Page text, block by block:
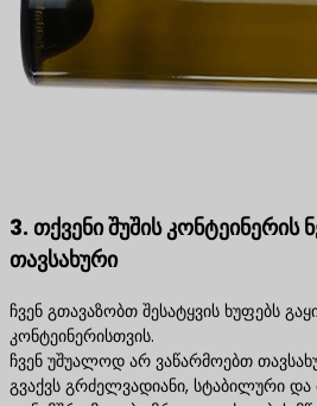
3. თქვენი შუშის კონტეინერის
თავსახური
ჩვენ გთავაზობთ შესატყვის ხუფებს
კონტეინერისთვის.
ჩვენ უშუალოდ არ ვაწარმოებთ
გვაქვს გრძელვადიანი, სტაბილური